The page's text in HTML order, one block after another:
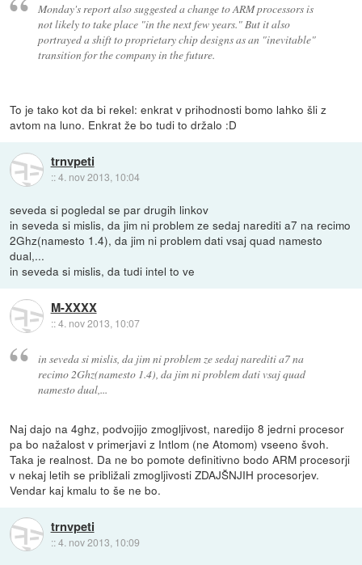
Monday's report also suggested a change to ARM processors is
not likely to take place "in the next few years." But it also
portrayed a shift to proprietary chip designs as an "inevitable"
transition for the company in the future.
To je tako kot da bi rekel: enkrat v prihodnosti bomo lahko šli z
avtom na luno. Enkrat že bo tudi to držalo :D
trnvpeti
::4. nov 2013, 10:04
seveda si pogledal se par drugih linkov
in seveda si mislis, da jim ni problem ze sedaj narediti a7 na recimo
2Ghz(namesto 1.4), da jim ni problem dati vsaj quad namesto
dual,...
in seveda si mislis, da tudi intel to ve
M-XXXX
::4. nov 2013, 10:07
in seveda si mislis, da jim ni problem ze sedaj narediti a7 na
recimo 2Ghz(namesto 1.4), da jim ni problem dati vsaj quad
namesto dual,...
Naj dajo na 4ghz, podvojijo zmogljivost, naredijo 8 jedrni procesor
pa bo nažalost v primerjavi z Intlom (ne Atomom) vseeno švoh.
Taka je realnost. Da ne bo pomote definitivno bodo ARM procesorji
v nekaj letih se približali zmogljivosti ZDAJŠNJIH procesorjev.
Vendar kaj kmalu to še ne bo.
trnvpeti
::4. nov 2013, 10:09